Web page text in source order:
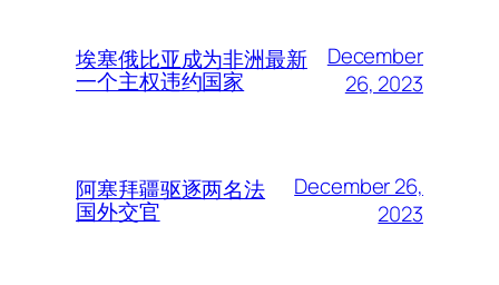
埃塞俄比亚成为非洲最新
一个主权违约国家
December
26, 2023
阿塞拜疆驱逐两名法
国外交官
December 26,
2023